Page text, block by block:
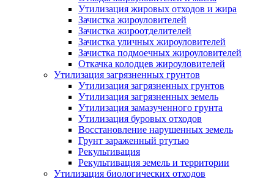
Утилизация жировых отходов и жира
Зачистка жироуловителей
Зачистка жироотделителей
Зачистка уличных жироуловителей
Зачистка подмоечных жироуловителей
Откачка колодцев жироуловителей
Утилизация загрязненных грунтов
Утилизация загрязненных грунтов
Утилизация загрязненных земель
Утилизация замазученного грунта
Утилизация буровых отходов
Восстановление нарушенных земель
Грунт зараженный ртутью
Рекультивация
Рекультивация земель и территории
Утилизация биологических отходов